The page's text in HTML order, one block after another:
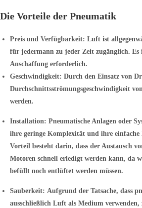
Die Vorteile der Pneumatik
Preis und Verfügbarkeit: Luft ist
für jedermann zu jeder Zeit zugänglich. Es
Anschaffung erforderlich.
Geschwindigkeit: Durch den Einsatz von
Durchschnittsströmungsgeschwindigkeit
werden.
Installation: Pneumatische Anlagen oder
ihre geringe Komplexität und ihre einfache
Vorteil besteht darin, dass der Austausch
Motoren schnell erledigt werden kann, da
befüllt noch entlüftet werden müssen.
Sauberkeit: Aufgrund der Tatsache, dass
ausschließlich Luft als Medium